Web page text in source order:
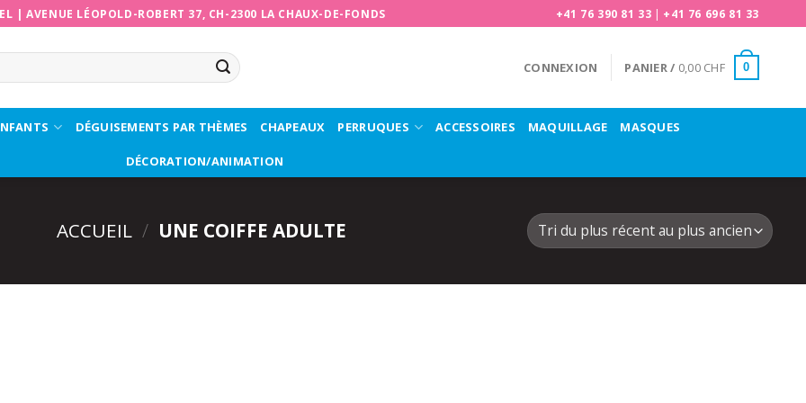
|AVENUE LÉOPOLD-ROBERT 37, CH-2300 LA CHAUX-DE-FONDS +41 76 390 81 33 | +41 76 696 81 33
CONNEXION PANIER / 0,00 CHF 0
DÉGUISEMENTS PAR THÈMES CHAPEAUX PERRUQUES ACCESSOIRES MAQUILLAGE MASQUES
DÉCORATION/ANIMATION
ACCUEIL / UNE COIFFE ADULTE